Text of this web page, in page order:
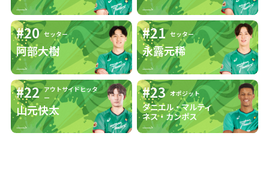
好きなチーム
グッズ
サンダー坊やのグッズ
チームメート
の秘密を教え
てください
これから見つけます
#20
阿部大樹
セッター #21
永露元稀
セッター
#22
山元快太
アウトサイドヒッタ
ー
#23
ダニエル・マルティ
ネス・カンポス
オポジット